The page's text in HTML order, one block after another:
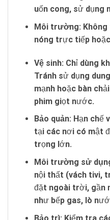
uốn cong, sử dụng
Môi trường:
nóng trực tiếp
Vệ sinh: Chỉ dùng
Tránh sử dụng
mạnh hoặc bàn
phim giọt nước.
Bảo quản: Hạn chế
tại các nơi có mật
trọng lớn.
Môi trường sử
nội thất (vách tivi,
đặt ngoài trời, gần
như bếp gas, lò
Bảo trì: Kiểm tra